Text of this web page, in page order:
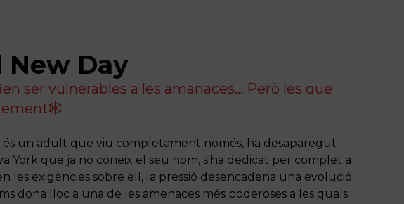
New Day
ser vulnerables a les amanaces... Però les que
és un adult que viu completament només, ha desaparegut
York que ja no coneix el seu nom, s'ha dedicat per complet a
exigències sobre ell, la pressió desencadena una evolució
dona lloc a una de les amenaces més poderoses a les quals